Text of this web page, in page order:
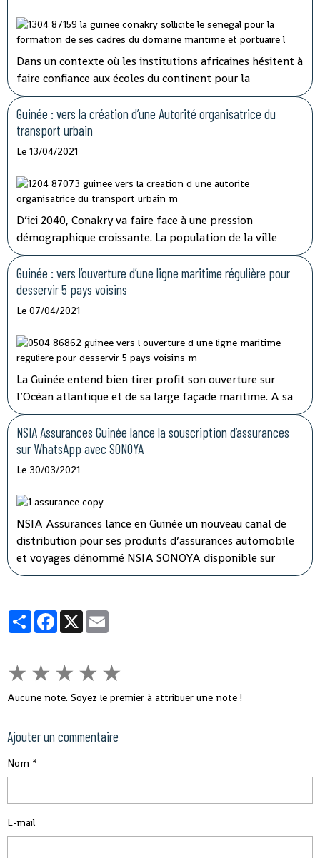
Dans un contexte où les institutions africaines hésitent à
faire confiance aux écoles du continent pour la
formation de leurs travailleurs, la Guinée Conakry et le
Sénégal concrétisent leur coopération dans le domaine
maritime et portuaire.
Guinée : vers la création d’une Autorité organisatrice du
transport urbain
Le 13/04/2021
D’ici 2040, Conakry va faire face à une pression
démographique croissante. La population de la ville
pourrait atteindre 5,5 millions d’habitants à cet horizon
contre 2,7 millions actuellement. Le système de
transports en commun actuellement déployé a
montré ses limites.
Guinée : vers l’ouverture d’une ligne maritime régulière pour
desservir 5 pays voisins
Le 07/04/2021
La Guinée entend bien tirer profit son ouverture sur
l’Océan atlantique et de sa large façade maritime. A sa
prise de fonction en juin 2020, la nouvelle direction de
Société navale Guinéenne (SNG) annonçait le
développement d’une véritable politique de transport
maritime tout en consolidant les acquis.
NSIA Assurances Guinée lance la souscription d’assurances
sur WhatsApp avec SONOYA
Le 30/03/2021
NSIA Assurances lance en Guinée un nouveau canal de
distribution pour ses produits d’assurances automobile
et voyages dénommé NSIA SONOYA disponible sur
WhatsApp. En recourant par messages à la souscription
leurs contrats d’assurances directement chez eux.
PartagerFacebook
X
★ ★ ★ ★ ★
Aucune note. Soyez le premier à attribuer une note !
Ajouter un commentaire
Nom
E-mail